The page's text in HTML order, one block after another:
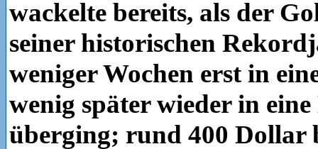
wackelte bereits, als der
seiner historischen
weniger Wochen erst in
wenig später wieder in
überging; rund 400 Dollar